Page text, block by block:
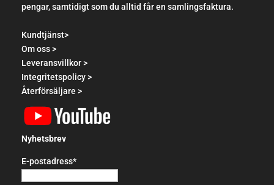
pengar, samtidigt som du alltid får en samlingsfaktura.
Kundtjänst>
Om oss >
Leveransvillkor >
Integritetspolicy >
Återförsäljare >
Nyhetsbrev
E-postadress*